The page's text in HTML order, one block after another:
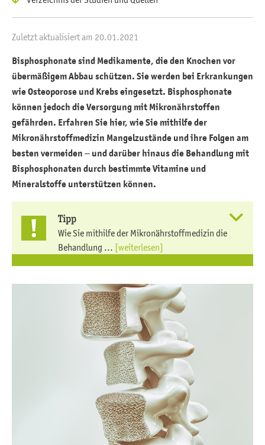
Zuletzt aktualisiert am 20.01.2021
Bisphosphonate sind Medikamente, die den Knochen vor
übermäßigem Abbau schützen. Sie werden bei Erkrankungen
wie Osteoporose und Krebs eingesetzt. Bisphosphonate
können jedoch die Versorgung mit Mikronährstoffen
gefährden. Erfahren Sie hier, wie Sie mithilfe der
Mikronährstoffmedizin Mangelzustände und ihre Folgen am
besten vermeiden – und darüber hinaus die Behandlung mit
Bisphosphonaten durch bestimmte Vitamine und
Mineralstoffe unterstützen können.
Tipp
Wie Sie mithilfe der Mikronährstoffmedizin die
Behandlung ... [weiterlesen]